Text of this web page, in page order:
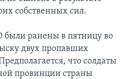
собственных сил.
ранены в пятницу во
двух пропавших
что солдаты
провинции страны